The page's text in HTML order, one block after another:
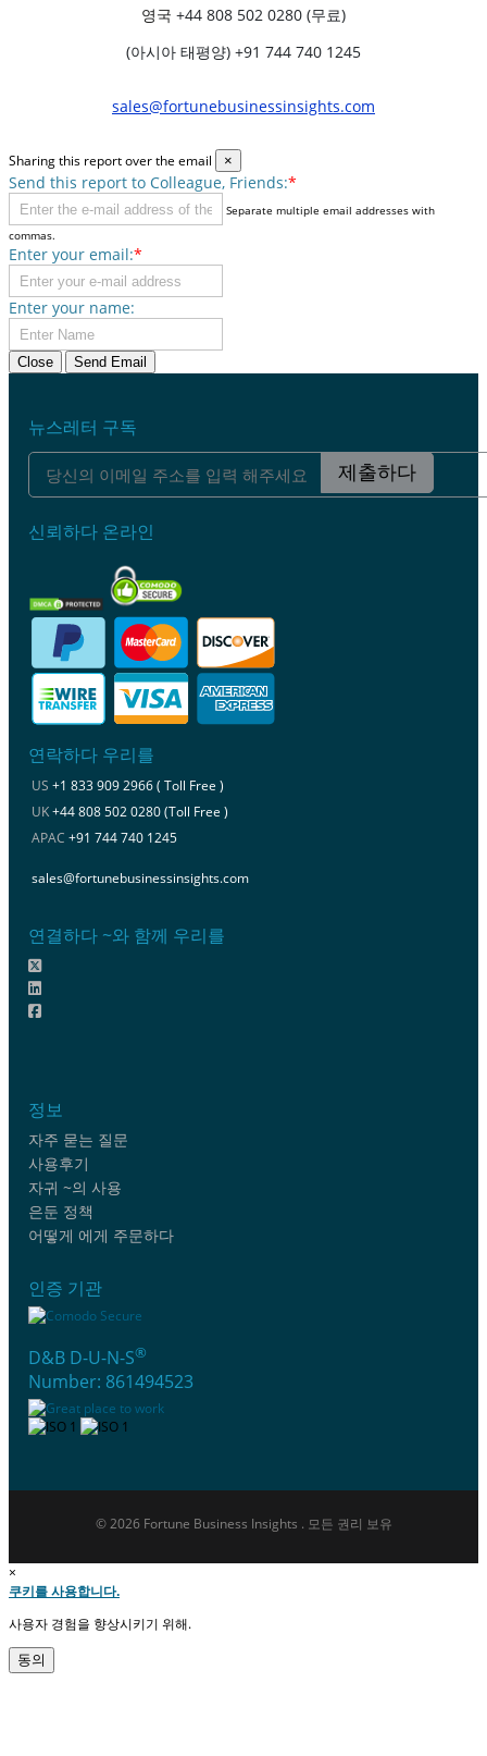
영국 +44 808 502 0280 (무료)
(아시아 태평양) +91 744 740 1245
sales@fortunebusinessinsights.com
Sharing this report over the email ×
Send this report to Colleague, Friends:*
Separate multiple email addresses with
commas.
Enter your email:*
Enter your name:
Close Send Email
뉴스레터 구독
제출하다
신뢰하다 온라인
연락하다 우리를
US +1 833 909 2966 ( Toll Free )
UK+44 808 502 0280 (Toll Free )
APAC +91 744 740 1245
sales@fortunebusinessinsights.com
연결하다 ~와 함께 우리를
정보
자주 묻는 질문
사용후기
자귀 ~의 사용
은둔 정책
어떻게 에게 주문하다
인증 기관
D&B D-U-N-S®
Number: 861494523
© 2026 Fortune Business Insights . 모든 권리 보유
×
쿠키를 사용합니다.
사용자 경험을 향상시키기 위해.
동의